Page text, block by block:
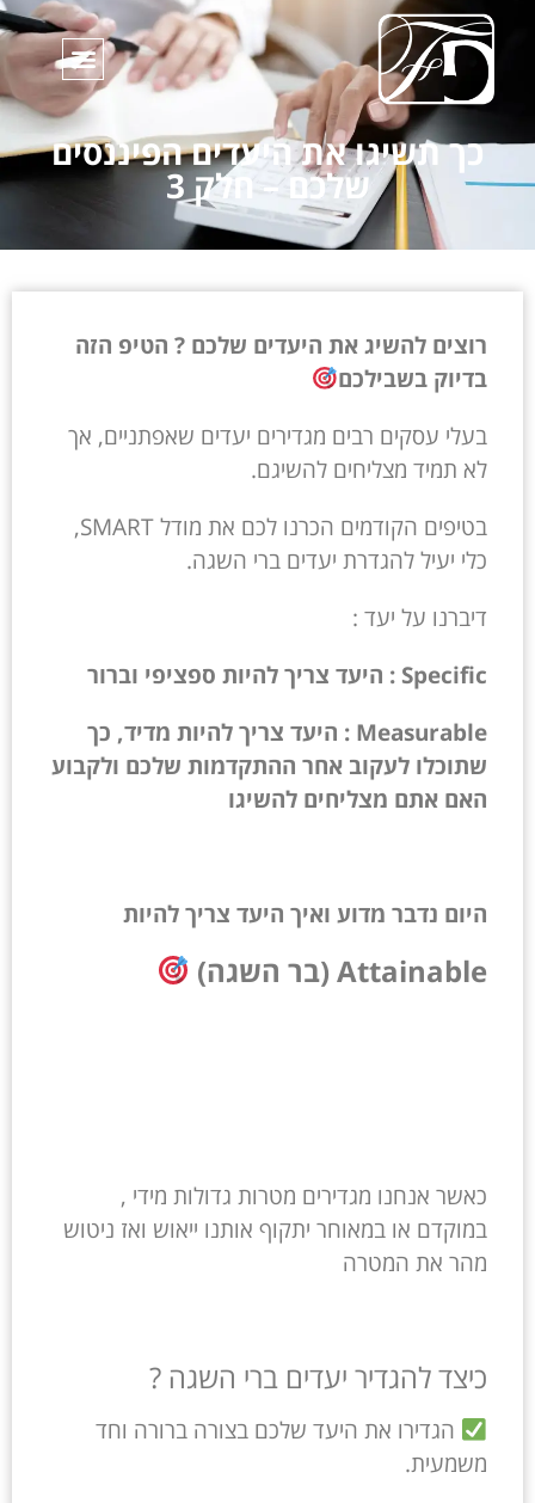
כך תשיגו את היעדים הפיננסים
שלכם – חלק 3
רוצים להשיג את היעדים שלכם ? הטיפ הזה
בדיוק בשבילכם
בעלי עסקים רבים מגדירים יעדים שאפתניים, אך
לא תמיד מצליחים להשיגם.
בטיפים הקודמים הכרנו לכם את מודל SMART,
כלי יעיל להגדרת יעדים ברי השגה.
דיברנו על יעד :
Specific : היעד צריך להיות ספציפי וברור
Measurable : היעד צריך להיות מדיד, כך
שתוכלו לעקוב אחר ההתקדמות שלכם ולקבוע
האם אתם מצליחים להשיגו
היום נדבר מדוע ואיך היעד צריך להיות
Attainable (בר השגה)
כאשר אנחנו מגדירים מטרות גדולות מידי ,
במוקדם או במאוחר יתקוף אותנו ייאוש ואז ניטוש
מהר את המטרה
כיצד להגדיר יעדים ברי השגה ?
הגדירו את היעד שלכם בצורה ברורה וחד
משמעית.